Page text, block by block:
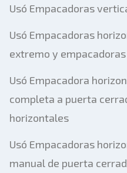
Usó Empacadoras
Usó Empacadoras
extremo y
Usó Empacadora
completa a puerta
horizontales
Usó Empacadoras
manual de puerta